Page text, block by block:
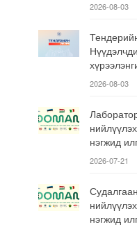
2026-08-03
2026-08-03
нэгжид
2026-07-21
нэгжид